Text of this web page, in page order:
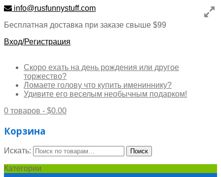
info@rusfunnystuff.com
Бесплатная доставка при заказе свыше $99
Вход/Регистрация
Скоро ехать на день рождения или другое
торжество?
Ломаете голову что купить имениннику?
Удивите его веселым необычным подарком!
0 товаров - $0.00
Корзина
Искать: Поиск
Категории